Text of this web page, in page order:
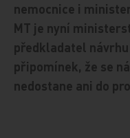
nemocnice i
MT je nyní
předkladatel
připomínek, že se
nedostane ani do